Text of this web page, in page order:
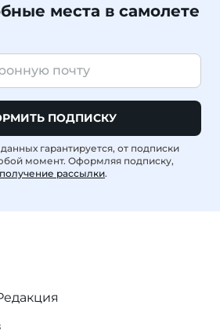
места в самолете
ПОДПИСКУ
гарантируется, от подписки
момент. Оформляя подписку,
рассылки.